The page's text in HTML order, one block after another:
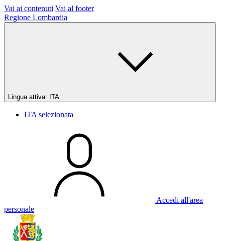
Vai ai contenuti Vai al footer
Regione Lombardia
Lingua attiva: ITA
ITA selezionata
Accedi all'area
personale